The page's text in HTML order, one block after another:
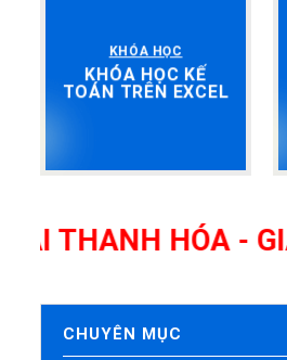
KHÓA HỌC
KHÓA HỌC KẾ
TOÁN TRÊN EXCEL
HÓA - GIÁO
CHUYÊN MỤC